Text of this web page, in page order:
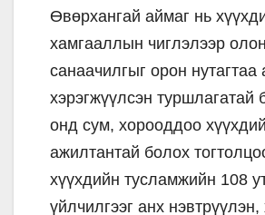
Өвөрхангай аймаг нь
хамгааллын чиглэлээр
санаачилгыг орон нутагтаа
хэрэгжүүлсэн туршлагатай
онд сум, хорооддоо
ажилтантай болох
хүүхдийн тусламжийн 108
үйлчилгээг анх нэвтрүүлэн,